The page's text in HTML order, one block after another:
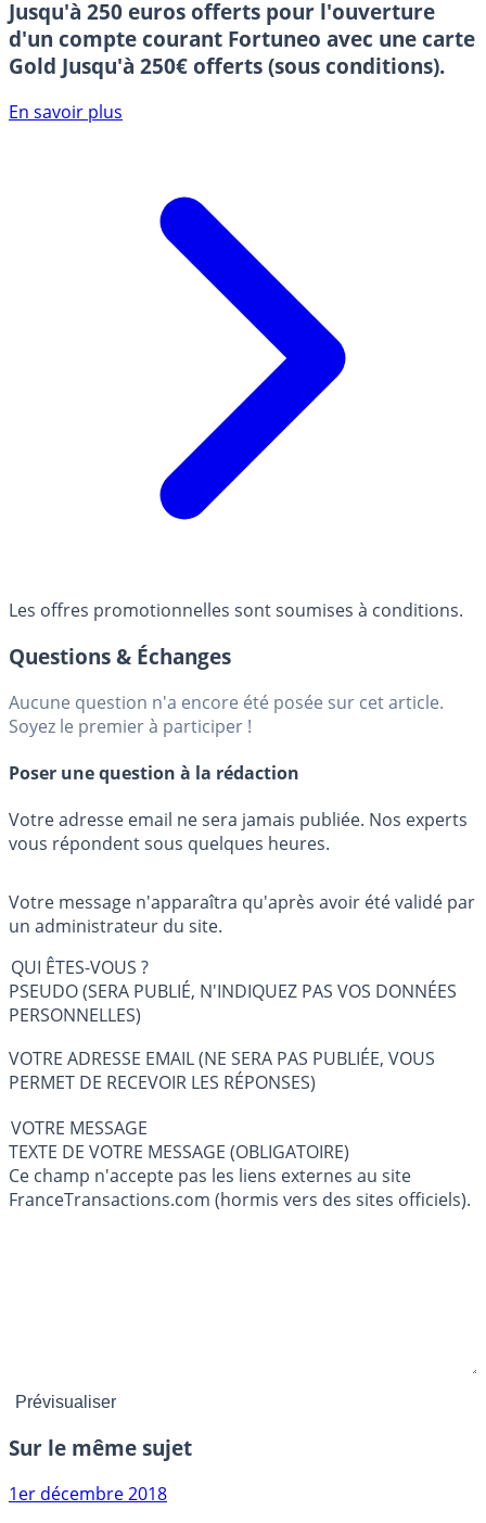
Jusqu'à 250 euros offerts pour l'ouverture
d'un compte courant Fortuneo avec une carte
Gold Jusqu'à 250€ offerts (sous conditions).
En savoir plus
Les offres promotionnelles sont soumises à conditions.
Questions & Échanges
Aucune question n'a encore été posée sur cet article.
Soyez le premier à participer !
Poser une question à la rédaction
Votre adresse email ne sera jamais publiée. Nos experts
vous répondent sous quelques heures.
Votre message n'apparaîtra qu'après avoir été validé par
un administrateur du site.
QUI ÊTES-VOUS ?
PSEUDO (SERA PUBLIÉ, N'INDIQUEZ PAS VOS DONNÉES
PERSONNELLES)
VOTRE ADRESSE EMAIL (NE SERA PAS PUBLIÉE, VOUS
PERMET DE RECEVOIR LES RÉPONSES)
VOTRE MESSAGE
TEXTE DE VOTRE MESSAGE (OBLIGATOIRE)
Ce champ n'accepte pas les liens externes au site
FranceTransactions.com (hormis vers des sites officiels).
Sur le même sujet